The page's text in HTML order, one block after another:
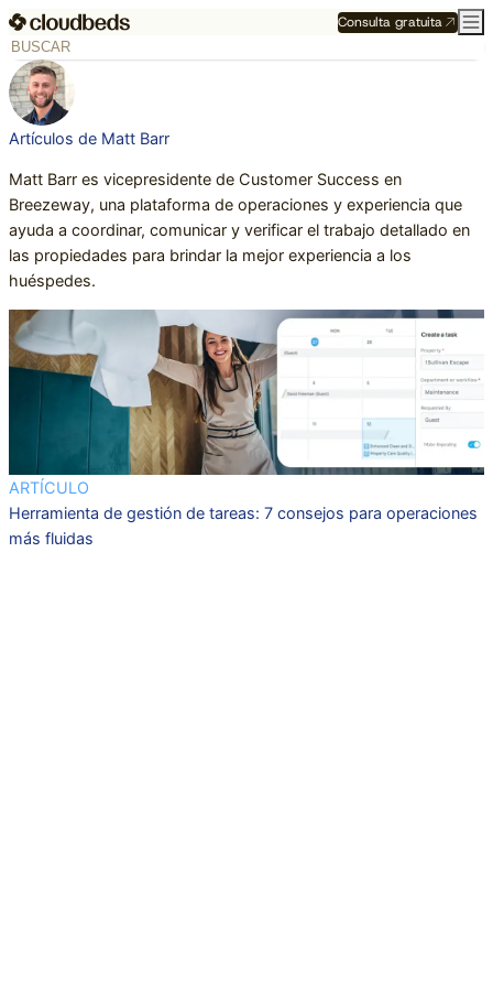
Consulta gratuita
Artículos de Matt Barr
Matt Barr es vicepresidente de Customer Success en
Breezeway, una plataforma de operaciones y experiencia que
ayuda a coordinar, comunicar y verificar el trabajo detallado en
las propiedades para brindar la mejor experiencia a los
huéspedes.
ARTÍCULO
Herramienta de gestión de tareas: 7 consejos para operaciones
más fluidas